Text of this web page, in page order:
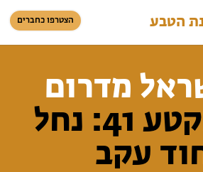
הטבע הצטרפו כחברים
כניסת חברים
סל קניות
מודרכים
מדרום
מקטע 41: נחל
עקב